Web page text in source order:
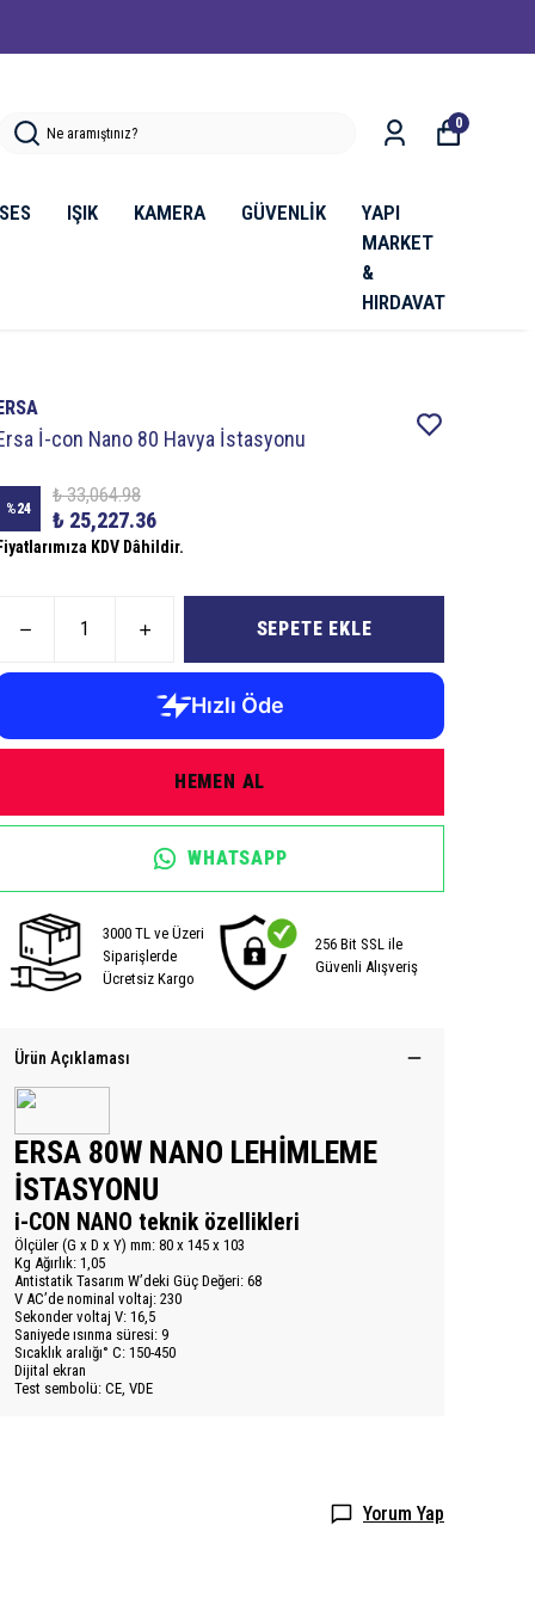
SES IŞIK KAMERA GÜVENLİK
YAPI
MARKET
&
HIRDAVAT
0
ERSA
İ-con Nano 80 Havya İstasyonu
%24
₺ 33,064.98
₺ 25,227.36
Fiyatlarımıza KDV Dâhildir.
SEPETE EKLE
HEMEN AL
WHATSAPP
3000 TL ve Üzeri
Siparişlerde
Ücretsiz Kargo
256 Bit SSL ile
Güvenli Alışveriş
Ürün Açıklaması
ERSA 80W NANO LEHİMLEME
İSTASYONU
i-CON NANO teknik özellikleri
Ölçüler (G x D x Y) mm: 80 x 145 x 103
Kg Ağırlık: 1,05
Antistatik Tasarım W’deki Güç Değeri: 68
V AC’de nominal voltaj: 230
Sekonder voltaj V: 16,5
Saniyede ısınma süresi: 9
Sıcaklık aralığı° C: 150-450
Dijital ekran
Test sembolü: CE, VDE
Yorum Yap